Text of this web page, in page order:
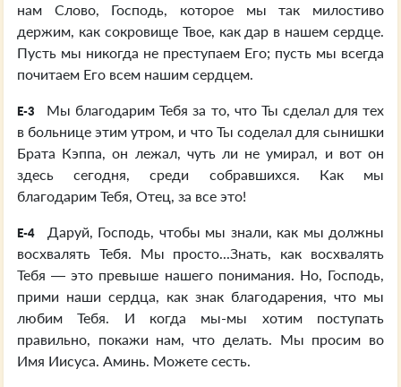
нам Слово, Господь, которое мы так милостиво
держим, как сокровище Твое, как дар в нашем сердце.
Пусть мы никогда не преступаем Его; пусть мы всегда
почитаем Его всем нашим сердцем.
E-3
Мы благодарим Тебя за то, что Ты сделал для тех
в больнице этим утром, и что Ты соделал для сынишки
Брата Кэппа, он лежал, чуть ли не умирал, и вот он
здесь сегодня, среди собравшихся. Как мы
благодарим Тебя, Отец, за все это!
E-4
Даруй, Господь, чтобы мы знали, как мы должны
восхвалять Тебя. Мы просто...Знать, как восхвалять
Тебя — это превыше нашего понимания. Но, Господь,
прими наши сердца, как знак благодарения, что мы
любим Тебя. И когда мы-мы хотим поступать
правильно, покажи нам, что делать. Мы просим во
Имя Иисуса. Аминь. Можете сесть.